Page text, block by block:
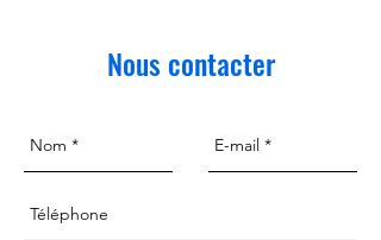
Nous contacter